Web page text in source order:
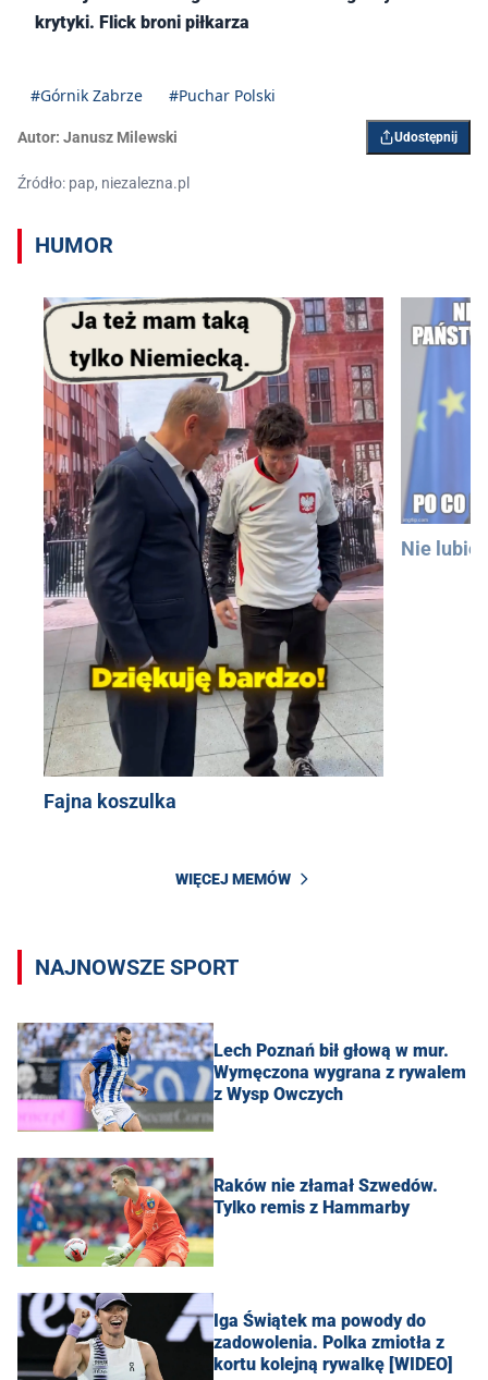
krytyki. Flick broni piłkarza
#Górnik Zabrze #Puchar Polski
Autor: Janusz Milewski Udostępnij
Źródło: pap, niezalezna.pl
HUMOR
Fajna koszulka
Nie lubię
WIĘCEJ MEMÓW
NAJNOWSZE SPORT
Lech Poznań bił głową w mur.
Wymęczona wygrana z rywalem
z Wysp Owczych
Raków nie złamał Szwedów.
Tylko remis z Hammarby
Iga Świątek ma powody do
zadowolenia. Polka zmiotła z
kortu kolejną rywalkę [WIDEO]